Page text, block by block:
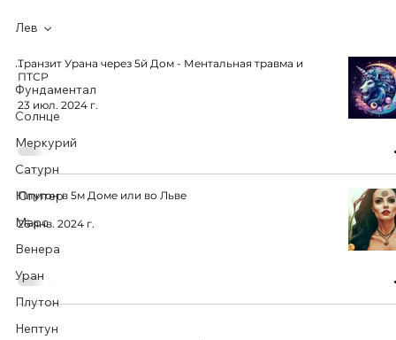
...
Фундаментал
Солнце
Меркурий
Сатурн
Юпитер
Марс
Венера
Уран
Плутон
Нептун
Лев
Транзит Урана через 5й Дом - Ментальная травма и
ПТСР
23 июл. 2024 г.
Плутон в 5м Доме или во Льве
26 янв. 2024 г.